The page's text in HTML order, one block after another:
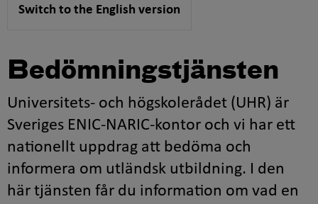
Switch to the English version
Bedömningstjänsten
Universitets- och högskolerådet (UHR) är
Sveriges ENIC-NARIC-kontor och vi har ett
nationellt uppdrag att bedöma och
informera om utländsk utbildning. I den
här tjänsten får du information om vad en